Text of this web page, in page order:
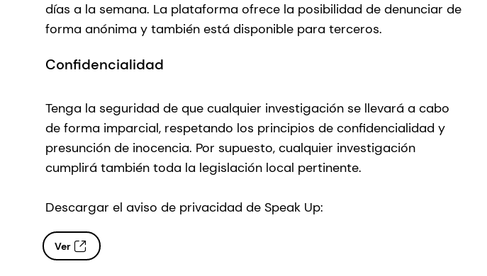
días a la semana. La plataforma ofrece la posibilidad de denunciar de
forma anónima y también está disponible para terceros.
Confidencialidad
Tenga la seguridad de que cualquier investigación se llevará a cabo
de forma imparcial, respetando los principios de confidencialidad y
presunción de inocencia. Por supuesto, cualquier investigación
cumplirá también toda la legislación local pertinente.
Descargar el aviso de privacidad de Speak Up:
Ver